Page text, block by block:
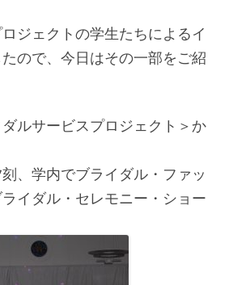
ジェクトの学生たちによるイ
ので、今日はその一部をご紹
ルサービスプロジェクト＞か
、学内でブライダル・ファッ
イダル・セレモニー・ショー